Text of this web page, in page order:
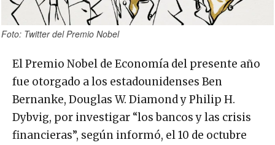
Foto: Twitter del Premio Nobel
El Premio Nobel de Economía del presente año
fue otorgado a los estadounidenses Ben
Bernanke, Douglas W. Diamond y Philip H.
Dybvig, por investigar “los bancos y las crisis
financieras”, según informó, el 10 de octubre